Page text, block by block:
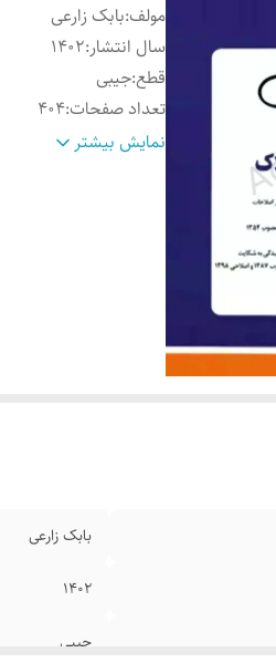
مولف:بابک زارعی
سال انتشار:۱۴۰۲
قطع:جیبی
تعداد صفحات:۴۰۴
جلد:شومیز_سیمی
نمایش بیشتر
بابک زارعی
۱۴۰۲
جیبی